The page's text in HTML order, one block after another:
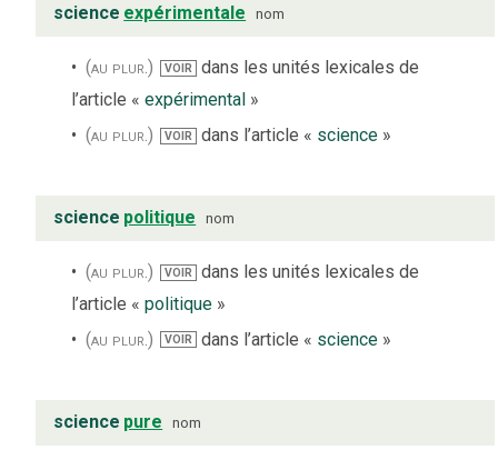
science expérimentale nom
(au plur.) VOIR dans les unités lexicales de
l’article « expérimental »
(au plur.)
VOIR dans l’article « science»
science politique nom
(au plur.) VOIR dans les unités lexicales de
l’article « politique »
(au plur.)
VOIR dans l’article « science»
science pure nom